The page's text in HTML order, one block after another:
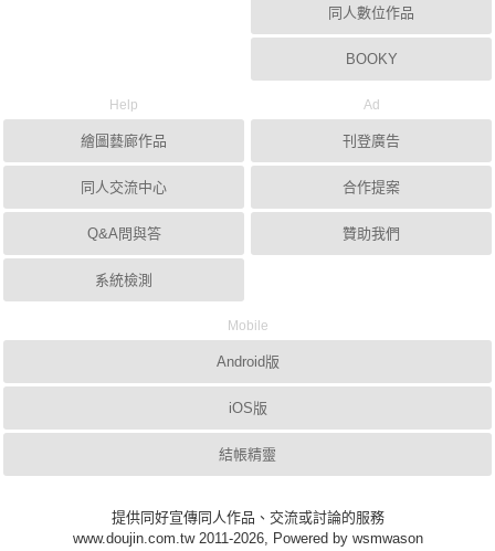
同人數位作品
BOOKY
Help
繪圖藝廊作品
同人交流中心
Q&A問與答
系統檢測
Ad
刊登廣告
合作提案
贊助我們
Mobile
Android版
iOS版
結帳精靈
提供同好宣傳同人作品、交流或討論的服務
www.doujin.com.tw 2011-2026, Powered by wsmwason